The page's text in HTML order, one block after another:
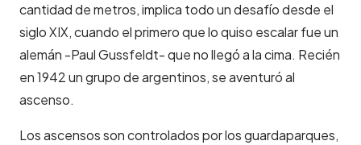
cantidad de metros, implica todo un desafío desde el
siglo XIX, cuando el primero que lo quiso escalar fue un
alemán -Paul Gussfeldt- que no llegó a la cima. Recién
en 1942 un grupo de argentinos, se aventuró al
ascenso.
Los ascensos son controlados por los guardaparques,